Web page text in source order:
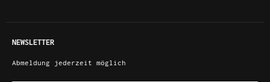
NEWSLETTER
Abmeldung jederzeit möglich